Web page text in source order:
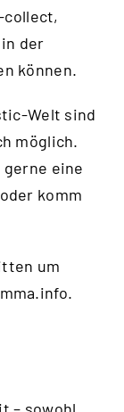
der
können.
Welt sind
möglich.
gerne eine
oder komm
um
.